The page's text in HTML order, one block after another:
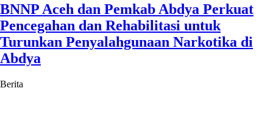
BNNP Aceh dan Pemkab Abdya Perkuat
Pencegahan dan Rehabilitasi untuk
Turunkan Penyalahgunaan Narkotika di
Abdya
Berita